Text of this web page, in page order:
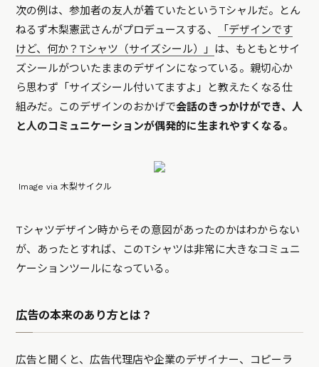
次の例は、参加者の友人が着ていたというTシャルだ。とん
ねるず木梨憲武さんがプロデュースする、
「デザインです
けど、何か？Tシャツ（サイズシール）」 は、もともとサイ
ズシールがついたままのデザインになっている。親切心か
ら思わず「サイズシール付いてますよ」と教えたくなる仕
組みだ。このデザインのおかげで会話のきっかけができ、人
と人のコミュニケーションが偶発的に生まれやすくなる。
Image via 木梨サイクル
Tシャツデザイン時からその意図があったのかはわからない
が、あったとすれば、このTシャツは非常に大きなコミュニ
ケーションツールになっている。
広告の本来のあり方とは？
広告と聞くと、広告代理店や企業のデザイナー、コピーラ